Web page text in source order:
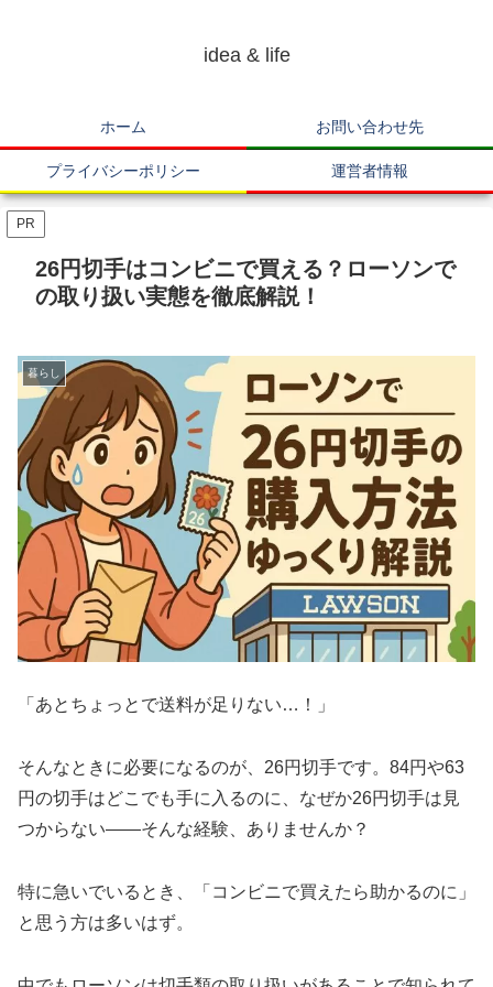
idea & life
ホーム お問い合わせ先
プライバシーポリシー 運営者情報
PR
26円切手はコンビニで買える？ローソンで
の取り扱い実態を徹底解説！
暮らし
「あとちょっとで送料が足りない…！」
そんなときに必要になるのが、26円切手です。84円や63
円の切手はどこでも手に入るのに、なぜか26円切手は見
つからない――そんな経験、ありませんか？
特に急いでいるとき、「コンビニで買えたら助かるのに」
と思う方は多いはず。